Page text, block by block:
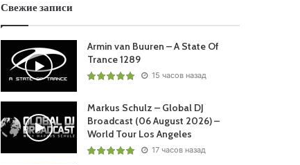
Свежие записи
Armin van Buuren – A State Of
Trance 1289
15 часов назад
Markus Schulz – Global DJ
Broadcast (06 August 2026) –
World Tour Los Angeles
17 часов назад